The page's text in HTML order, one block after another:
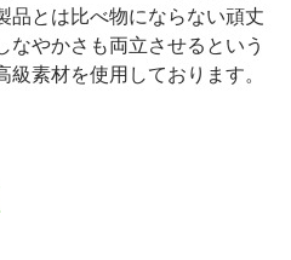
品とは比べ物にならない頑丈
なやかさも両立させるという
素材を使用しております。